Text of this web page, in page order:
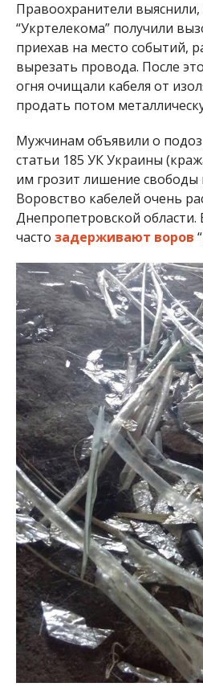
вырезать провода. После
огня очищали кабеля от
продать потом
Мужчинам объявили о
статьи 185 УК Украины
Воровство кабелей очень
Днепропетровской области.
частозадерживают воров